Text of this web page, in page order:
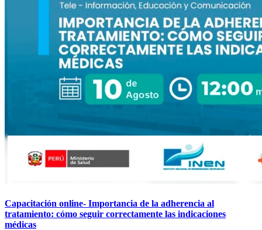
Capacitación online- Importancia de la adherencia al
tratamiento: cómo seguir correctamente las indicaciones
médicas